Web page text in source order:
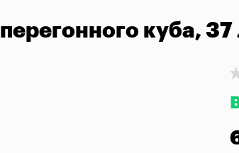
куба, 37